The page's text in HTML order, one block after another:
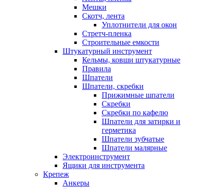
Мешки
Скотч, лента
Уплотнители для окон
Стретч-пленка
Строительные емкости
Штукатурный инструмент
Кельмы, ковши штукатурные
Правила
Шпатели
Шпатели, скребки
Прижимные шпатели
Скребки
Скребки по кафелю
Шпатели для затирки и
герметика
Шпатели зубчатые
Шпатели малярные
Электроинструмент
Ящики для инструмента
Крепеж
Анкеры